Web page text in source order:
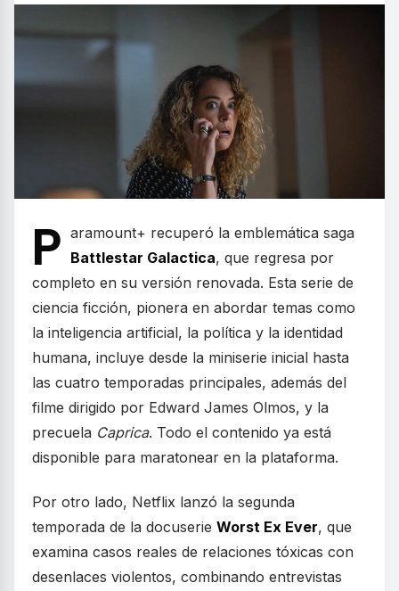
P aramount+ recuperó la emblemática saga
Battlestar Galactica, que regresa por
completo en su versión renovada. Esta serie de
ciencia ficción, pionera en abordar temas como
la inteligencia artificial, la política y la identidad
humana, incluye desde la miniserie inicial hasta
las cuatro temporadas principales, además del
filme dirigido por Edward James Olmos, y la
precuela Caprica. Todo el contenido ya está
disponible para maratonear en la plataforma.
Por otro lado, Netflix lanzó la segunda
temporada de la docuserie Worst Ex Ever, que
examina casos reales de relaciones tóxicas con
desenlaces violentos, combinando entrevistas